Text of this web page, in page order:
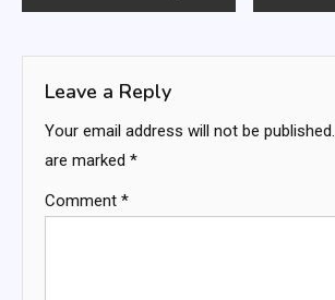
Leave a Reply
Your email address will not be published.
are marked *
Comment *